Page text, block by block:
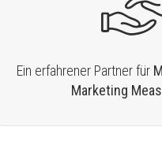
Ein erfahrener Partner für
Marketing